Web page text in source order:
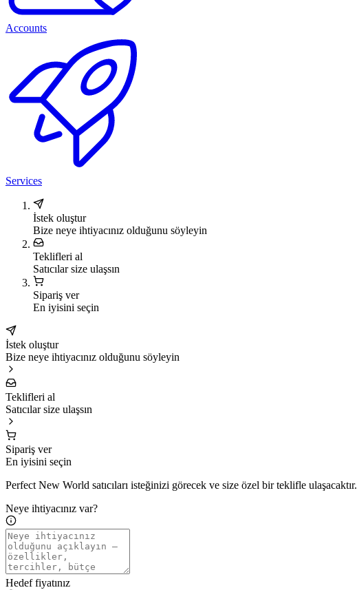
Accounts
Services
İstek oluştur
Bize neye ihtiyacınız olduğunu söyleyin
Teklifleri al
Satıcılar size ulaşsın
Sipariş ver
En iyisini seçin
İstek oluştur
Bize neye ihtiyacınız olduğunu söyleyin
Teklifleri al
Satıcılar size ulaşsın
Sipariş ver
En iyisini seçin
Perfect New World satıcıları isteğinizi görecek ve size özel bir teklifle ulaşacaktır.
Neye ihtiyacınız var?
Hedef fiyatınız